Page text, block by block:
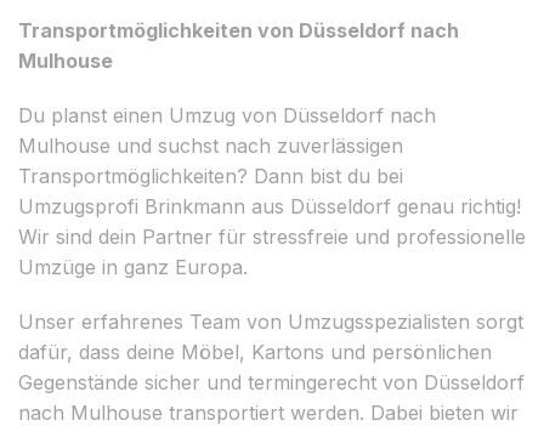
Transportmöglichkeiten von Düsseldorf nach
Mulhouse
Du planst einen Umzug von Düsseldorf nach
Mulhouse und suchst nach zuverlässigen
Transportmöglichkeiten? Dann bist du bei
Umzugsprofi Brinkmann aus Düsseldorf genau richtig!
Wir sind dein Partner für stressfreie und professionelle
Umzüge in ganz Europa.
Unser erfahrenes Team von Umzugsspezialisten sorgt
dafür, dass deine Möbel, Kartons und persönlichen
Gegenstände sicher und termingerecht von Düsseldorf
nach Mulhouse transportiert werden. Dabei bieten wir